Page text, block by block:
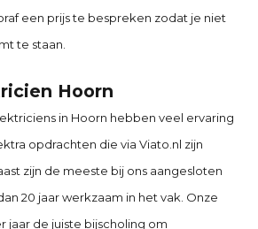
een prijs te bespreken zodat je niet
te staan.
Hoorn
in Hoorn hebben veel ervaring
opdrachten die via Viato.nl zijn
zijn de meeste bij ons aangesloten
20 jaar werkzaam in het vak. Onze
jaar de juiste bijscholing om